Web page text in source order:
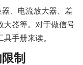
、电流放大器、差
大器等。对于做信号
手册来读。
制